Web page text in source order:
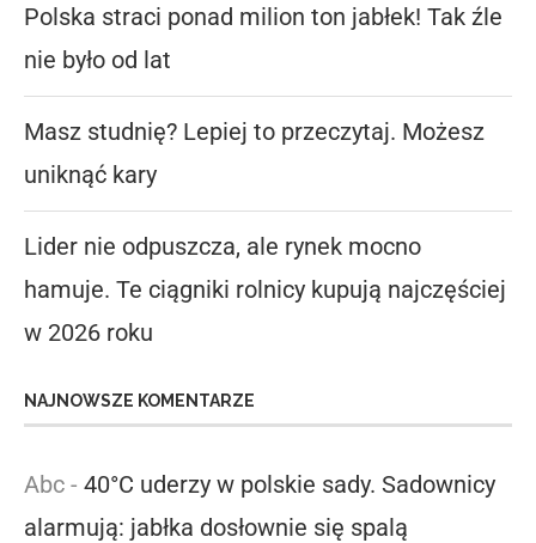
Polska straci ponad milion ton jabłek! Tak źle
nie było od lat
Masz studnię? Lepiej to przeczytaj. Możesz
uniknąć kary
Lider nie odpuszcza, ale rynek mocno
hamuje. Te ciągniki rolnicy kupują najczęściej
w 2026 roku
NAJNOWSZE KOMENTARZE
Abc - 40°C uderzy w polskie sady. Sadownicy
alarmują: jabłka dosłownie się spalą